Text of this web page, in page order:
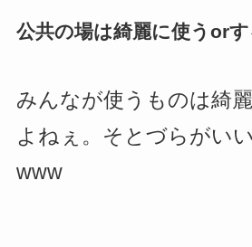
公共の場は綺麗に使うorす
みんなが使うものは綺
よねぇ。そとづらがい
www